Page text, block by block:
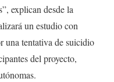
explican desde la
un estudio con
una tentativa de suicidio
del proyecto,